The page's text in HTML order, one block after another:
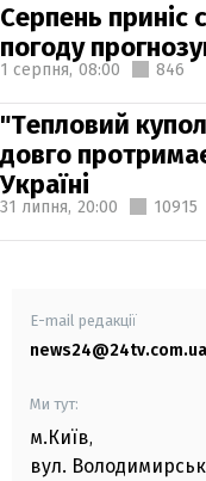
Серпень приніс
погоду
1 серпня, 08:00 846
"Тепловий
довго
Україні
31 липня, 20:00 10915
E-mail редакції
news24@24tv.com.ua
Ми тут:
м.Київ,
вул.